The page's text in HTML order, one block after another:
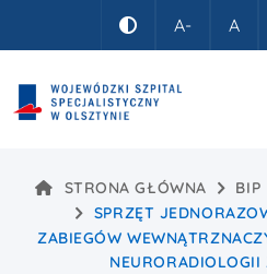
Kontrast
A- A
STRONA GŁÓWNA
BIP
SPRZĘT
ZABIEGÓW
NEURORADIOLOGII